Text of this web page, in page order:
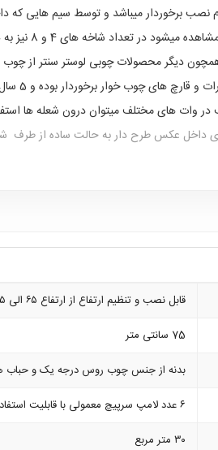
نصب برخوردار میباشد و توسط سیم هایی
تک شعله تولید میگردد که با توجه به متراژ محیط از مناسب ترین سایز آن میتوان استفاده کرد .
دیگر محصولات چوبی لوستر سنتر از چوب
در
وات های مختلف میتوان درون شعله ها
عکس طرح دار به حالت ساده از طرف
قابل نصب و تنظیم ارتفاع از ارتفاع ۶۵ الی ۸۵ سانتی متر میباشد
75 سانتی متر
بدنه از جنس چوب روس درجه یک و حباب
۶ عدد لامپ سرپیچ معمولی با قابلیت استفاده از انواع لامپ های کم مصرف در وات های مختلف
۳۰ متر مربع